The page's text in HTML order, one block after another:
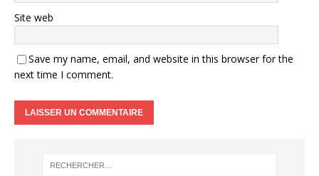
Site web
Save my name, email, and website in this browser for the
next time I comment.